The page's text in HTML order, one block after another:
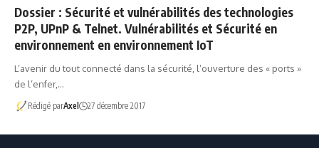
Dossier : Sécurité et vulnérabilités des technologies
P2P, UPnP & Telnet. Vulnérabilités et Sécurité en
environnement en environnement IoT
L’avenir du tout connecté dans la sécurité, l’ouverture des « ports »
de l’enfer,…
Rédigé parAxel 27 décembre 2017